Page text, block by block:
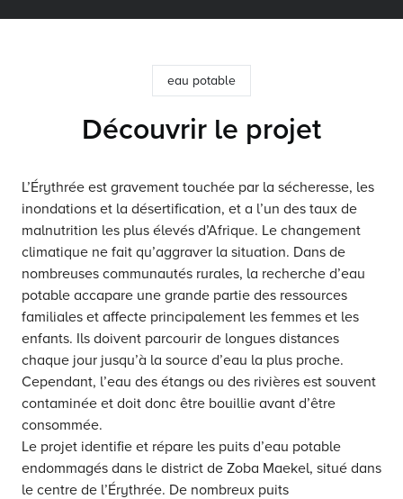
eau potable
Découvrir le projet
L’Érythrée est gravement touchée par la sécheresse, les
inondations et la désertification, et a l’un des taux de
malnutrition les plus élevés d’Afrique. Le changement
climatique ne fait qu’aggraver la situation. Dans de
nombreuses communautés rurales, la recherche d’eau
potable accapare une grande partie des ressources
familiales et affecte principalement les femmes et les
enfants. Ils doivent parcourir de longues distances
chaque jour jusqu’à la source d’eau la plus proche.
Cependant, l’eau des étangs ou des rivières est souvent
contaminée et doit donc être bouillie avant d’être
consommée.
Le projet identifie et répare les puits d’eau potable
endommagés dans le district de Zoba Maekel, situé dans
le centre de l’Érythrée. De nombreux puits